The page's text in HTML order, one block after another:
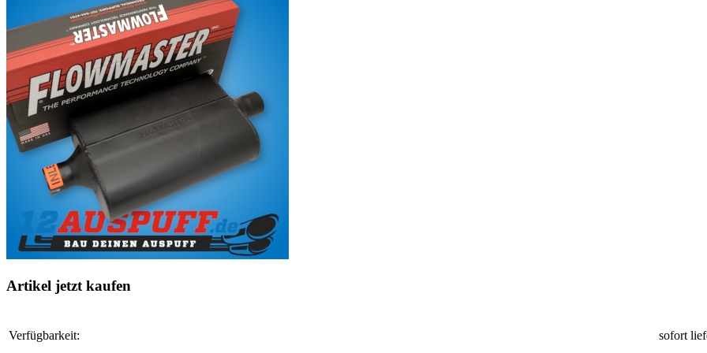
Artikel jetzt kaufen
Verfügbarkeit: sofort